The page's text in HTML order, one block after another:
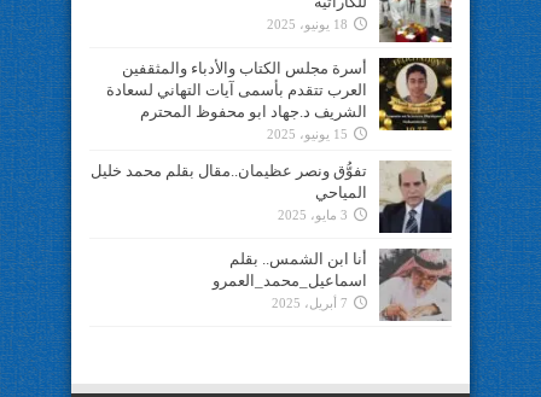
18 يونيو، 2025
أسرة مجلس الكتاب والأدباء والمثقفين
العرب تتقدم بأسمى آيات التهاني لسعادة
الشريف د.جهاد ابو محفوظ المحترم
15 يونيو، 2025
تفوُّق ونصر عظيمان..مقال بقلم محمد خليل
المياحي
3 مايو، 2025
أنا ابن الشمس.. بقلم
اسماعيل_محمد_العمرو
7 أبريل، 2025